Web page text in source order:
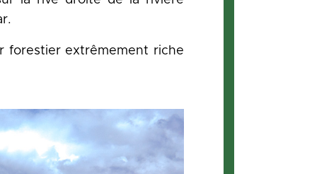
forestier extrêmement riche